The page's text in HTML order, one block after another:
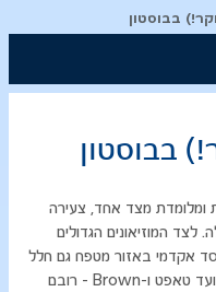
בבוסטון
בבוסטון
ומלומדת מצד אחד, צעירה
המוזיאונים הגדולים
אקדמי באזור מטפח גם חלל
תצוגה לאמנות עכשווית - מהרווארד ו-MIT ועד טאפט ו-Brown - רובם